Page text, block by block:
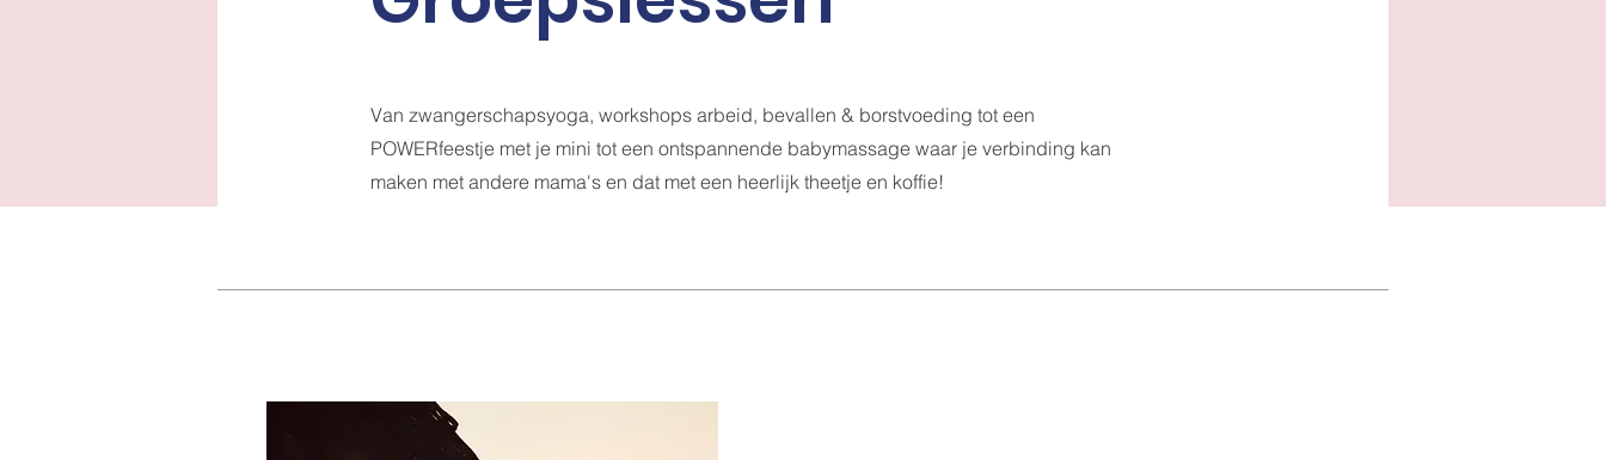
Van zwangerschapsyoga, workshops arbeid, bevallen & borstvoeding tot een
POWERfeestje met je mini tot een ontspannende babymassage waar je verbinding kan
maken met andere mama's en dat met een heerlijk theetje en koffie!